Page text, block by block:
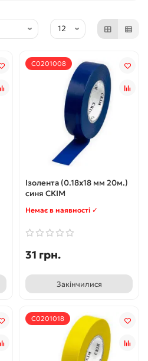
С0201008
Ізолента (0.18х18 мм 20м.)
синя СКІМ
Немає в наявності ✓
31 грн.
Закінчилися
С0201018